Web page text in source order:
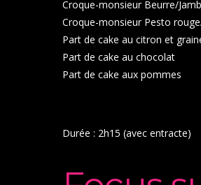
Croque-monsieur Beurre/
Croque-monsieur Pesto
Part de cake au citron et
Part de cake au chocolat
Part de cake aux pommes
Durée : 2h15 (avec entracte)